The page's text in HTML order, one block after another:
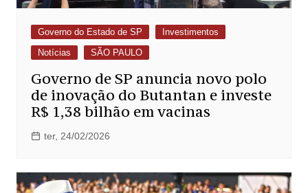
Governo do Estado de SP
Investimentos
Notícias
SÃO PAULO
Governo de SP anuncia novo polo
de inovação do Butantan e investe
R$ 1,38 bilhão em vacinas
ter, 24/02/2026